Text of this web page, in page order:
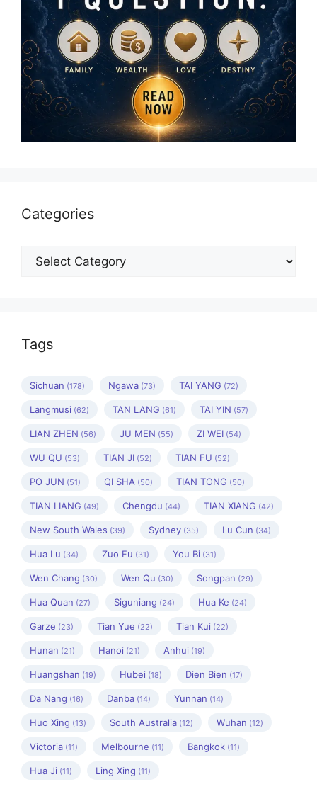
Categories
Categories
Tags
Sichuan (178) Ngawa (73) TAI YANG (72)
Langmusi (62) TAN LANG (61) TAI YIN (57)
LIAN ZHEN (56) JU MEN (55) ZI WEI (54)
WU QU (53) TIAN JI (52) TIAN FU (52)
PO JUN (51) QI SHA (50) TIAN TONG (50)
TIAN LIANG (49) Chengdu (44) TIAN XIANG (42)
New South Wales (39) Sydney (35) Lu Cun (34)
Hua Lu (34) Zuo Fu (31) You Bi (31)
Wen Chang (30) Wen Qu (30) Songpan (29)
Hua Quan (27) Siguniang (24) Hua Ke (24)
Garze (23) Tian Yue (22) Tian Kui (22)
Hunan (21) Hanoi (21) Anhui (19)
Huangshan (19) Hubei (18) Dien Bien (17)
Da Nang (16) Danba (14) Yunnan (14)
Huo Xing (13) South Australia (12) Wuhan (12)
Victoria (11) Melbourne (11) Bangkok (11)
Hua Ji (11) Ling Xing (11)